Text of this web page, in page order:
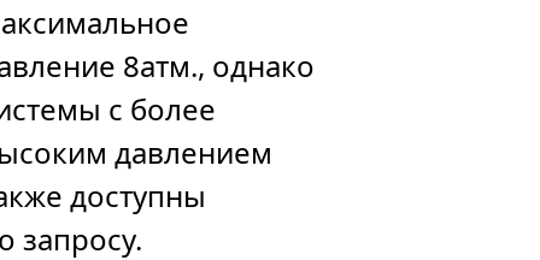
8атм., однако
с более
давлением
доступны
запросу.